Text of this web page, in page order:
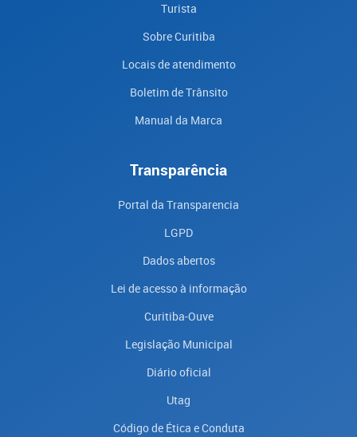
Turista
Sobre Curitiba
Locais de atendimento
Boletim de Trânsito
Manual da Marca
Transparência
Portal da Transparencia
LGPD
Dados abertos
Lei de acesso à informação
Curitiba-Ouve
Legislação Municipal
Diário oficial
Utag
Código de Ética e Conduta